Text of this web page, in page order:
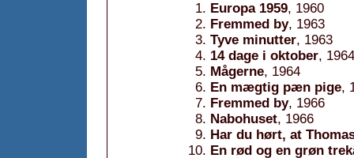
Europa 1959, 1960
Fremmed by, 1963
Tyve minutter, 1963
14 dage i oktober, 1964
Mågerne, 1964
En mægtig pæn pige,
Fremmed by, 1966
Nabohuset, 1966
Har du hørt, at
En rød og en grøn